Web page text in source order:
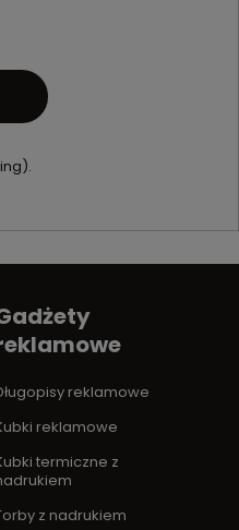
reklamowe
reklamowe
termiczne z
z nadrukiem